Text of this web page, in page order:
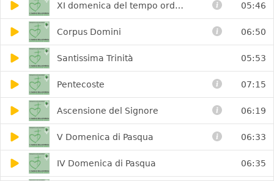
XI domenica del tempo ordinario 05:46
Corpus Domini 06:50
Santissima Trinità 05:53
Pentecoste 07:15
Ascensione del Signore 06:19
V Domenica di Pasqua 06:33
IV Domenica di Pasqua 06:35